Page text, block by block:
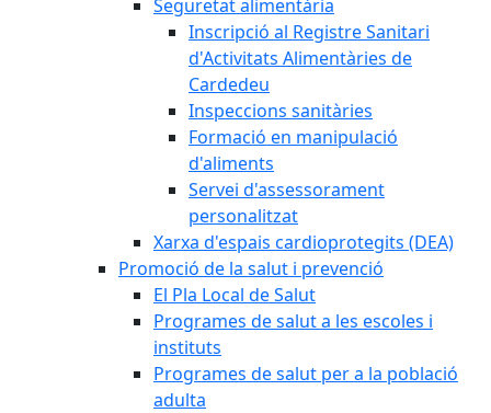
Seguretat alimentària
Inscripció al Registre Sanitari
d'Activitats Alimentàries de
Cardedeu
Inspeccions sanitàries
Formació en manipulació
d'aliments
Servei d'assessorament
personalitzat
Xarxa d'espais cardioprotegits (DEA)
Promoció de la salut i prevenció
El Pla Local de Salut
Programes de salut a les escoles i
instituts
Programes de salut per a la població
adulta